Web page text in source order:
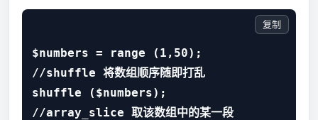
$numbers = range (1,50);
//shuffle 将数组顺序随即打乱
shuffle ($numbers);
//array_slice 取该数组中的某一段
复制